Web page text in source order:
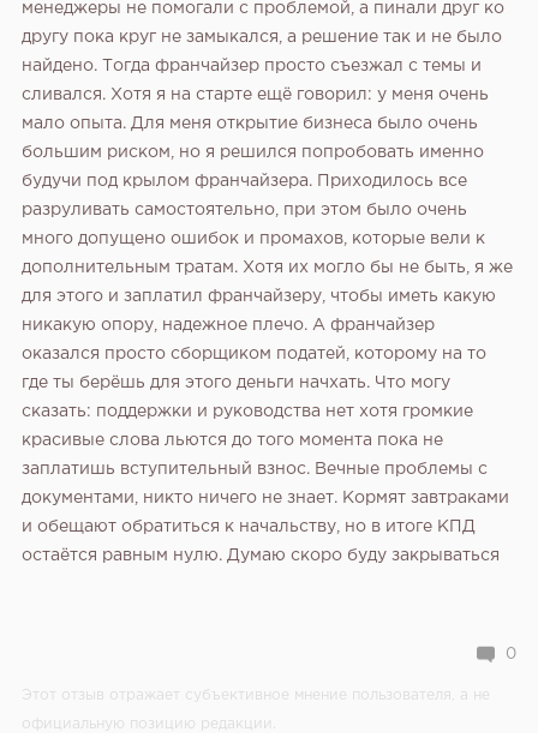
менеджеры не помогали с проблемой, а пинали друг ко
другу пока круг не замыкался, а решение так и не было
найдено. Тогда франчайзер просто съезжал с темы и
сливался. Хотя я на старте ещё говорил: у меня очень
мало опыта. Для меня открытие бизнеса было очень
большим риском, но я решился попробовать именно
будучи под крылом франчайзера. Приходилось все
разруливать самостоятельно, при этом было очень
много допущено ошибок и промахов, которые вели к
дополнительным тратам. Хотя их могло бы не быть, я же
для этого и заплатил франчайзеру, чтобы иметь какую
никакую опору, надежное плечо. А франчайзер
оказался просто сборщиком податей, которому на то
где ты берёшь для этого деньги начхать. Что могу
сказать: поддержки и руководства нет хотя громкие
красивые слова льются до того момента пока не
заплатишь вступительный взнос. Вечные проблемы с
документами, никто ничего не знает. Кормят завтраками
и обещают обратиться к начальству, но в итоге КПД
остаётся равным нулю. Думаю скоро буду закрываться
0
Этот отзыв отражает субъективное мнение пользователя, а не
официальную позицию редакции.